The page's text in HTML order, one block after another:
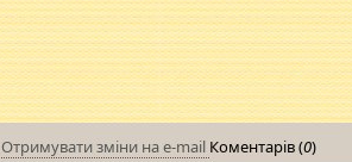
Отримувати зміни на e-mail Коментарів (0)